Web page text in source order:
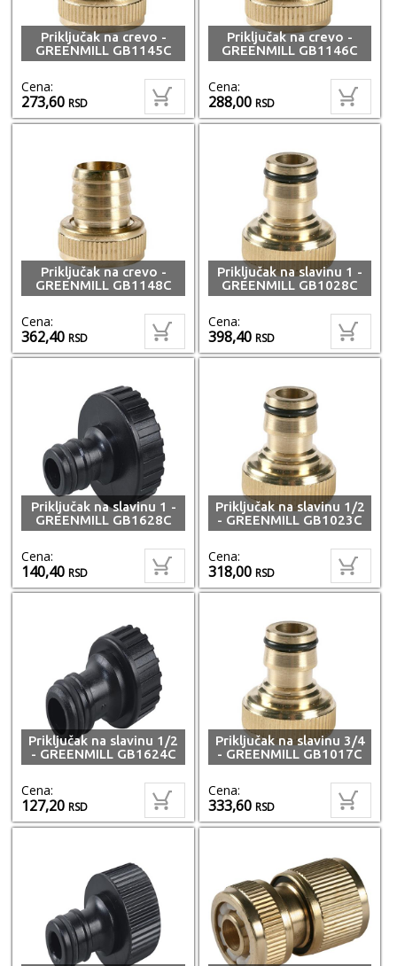
Priključak na crevo -
GREENMILL GB1145C
Cena:
273,60RSD
Priključak na crevo -
GREENMILL GB1146C
Cena:
288,00RSD
Priključak na crevo -
GREENMILL GB1148C
Cena:
362,40RSD
Priključak na slavinu 1 -
GREENMILL GB1028C
Cena:
398,40RSD
Priključak na slavinu 1 -
GREENMILL GB1628C
Cena:
140,40RSD
Priključak na slavinu 1/2
- GREENMILL GB1023C
Cena:
318,00RSD
Priključak na slavinu 1/2
- GREENMILL GB1624C
Cena:
127,20RSD
Priključak na slavinu 3/4
- GREENMILL GB1017C
Cena:
333,60RSD